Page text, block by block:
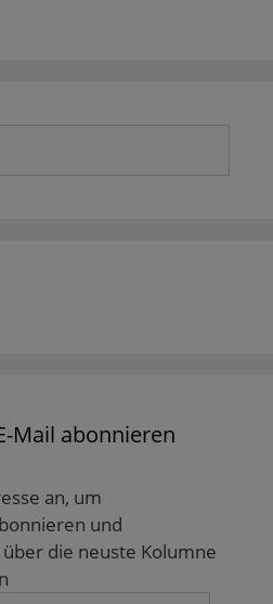
Mail abonnieren
an, um
und
die neuste Kolumne